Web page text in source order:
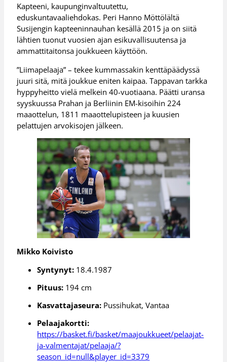
Kapteeni, kaupunginvaltuutettu,
eduskuntavaaliehdokas. Peri Hanno Möttölältä
Susijengin kapteeninnauhan kesällä 2015 ja on siitä
lähtien tuonut vuosien ajan esikuvallisuutensa ja
ammattitaitonsa joukkueen käyttöön.
”Liimapelaaja” – tekee kummassakin kenttäpäädyssä
juuri sitä, mitä joukkue eniten kaipaa. Tappavan tarkka
hyppyheitto vielä melkein 40-vuotiaana. Päätti uransa
syyskuussa Prahan ja Berliinin EM-kisoihin 224
maaottelun, 1811 maaottelupisteen ja kuusien
pelattujen arvokisojen jälkeen.
Mikko Koivisto
Syntynyt: 18.4.1987
Pituus: 194 cm
Kasvattajaseura: Pussihukat, Vantaa
Pelaajakortti:
https://basket.fi/basket/maajoukkueet/pelaajat-
ja-valmentajat/pelaaja/?
season_id=null&player_id=3379